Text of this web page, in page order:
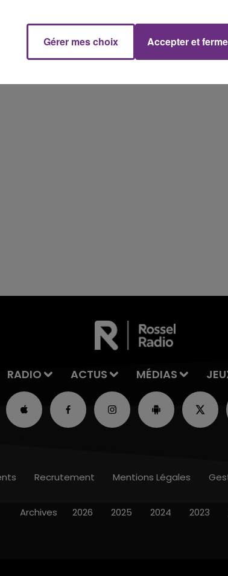
rémois. Le magasin JouéClub est
fermer ses portes.
15h00 - 19h00
RADIO ACTUS MÉDIAS
Recrutement Mentions Légales
Archives 2026 2025 2024 2023
Gérer mes choix Accepter et